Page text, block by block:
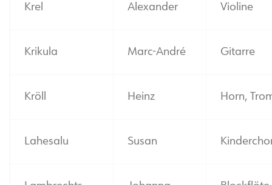
Krel Alexander Violine
Krikula Marc-André Gitarre
Kröll Heinz Horn,
Lahesalu Susan